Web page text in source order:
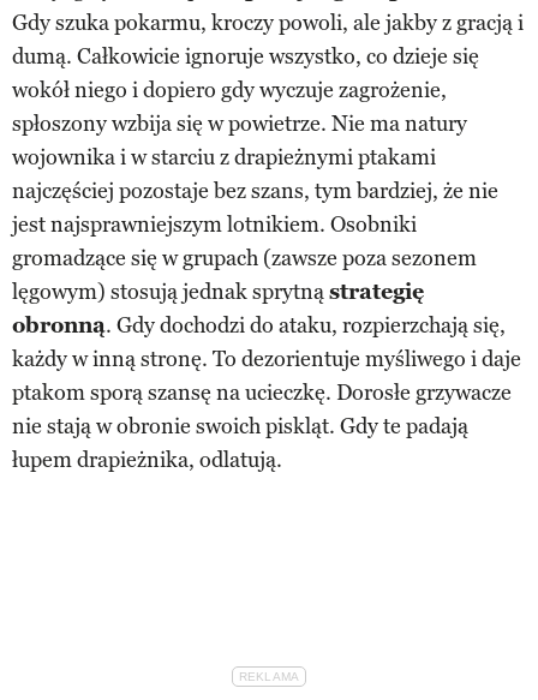
Gdy szuka pokarmu, kroczy powoli, ale jakby z gracją i
dumą. Całkowicie ignoruje wszystko, co dzieje się
wokół niego i dopiero gdy wyczuje zagrożenie,
spłoszony wzbija się w powietrze. Nie ma natury
wojownika i w starciu z drapieżnymi ptakami
najczęściej pozostaje bez szans, tym bardziej, że nie
jest najsprawniejszym lotnikiem. Osobniki
gromadzące się w grupach (zawsze poza sezonem
lęgowym) stosują jednak sprytnąstrategię
obronną. Gdy dochodzi do ataku, rozpierzchają się,
każdy w inną stronę. To dezorientuje myśliwego i daje
ptakom sporą szansę na ucieczkę. Dorosłe grzywacze
nie stają w obronie swoich piskląt. Gdy te padają
łupem drapieżnika, odlatują.